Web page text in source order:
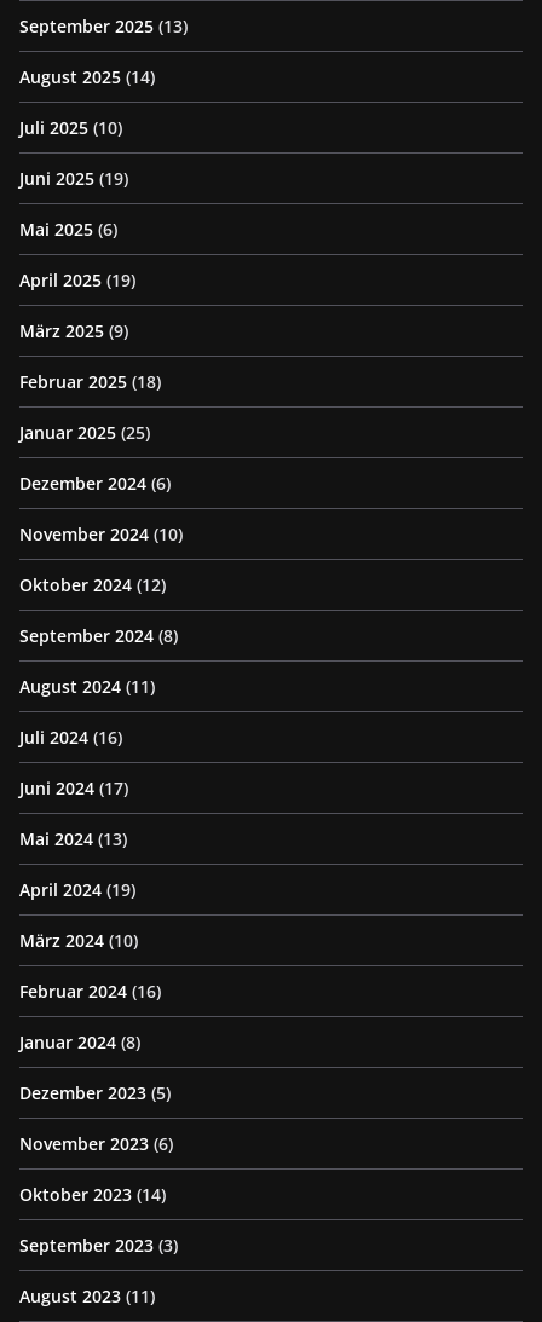
September 2025 (13)
August 2025 (14)
Juli 2025 (10)
Juni 2025 (19)
Mai 2025 (6)
April 2025 (19)
März 2025 (9)
Februar 2025 (18)
Januar 2025 (25)
Dezember 2024 (6)
November 2024 (10)
Oktober 2024 (12)
September 2024 (8)
August 2024 (11)
Juli 2024 (16)
Juni 2024 (17)
Mai 2024 (13)
April 2024 (19)
März 2024 (10)
Februar 2024 (16)
Januar 2024 (8)
Dezember 2023 (5)
November 2023 (6)
Oktober 2023 (14)
September 2023 (3)
August 2023 (11)